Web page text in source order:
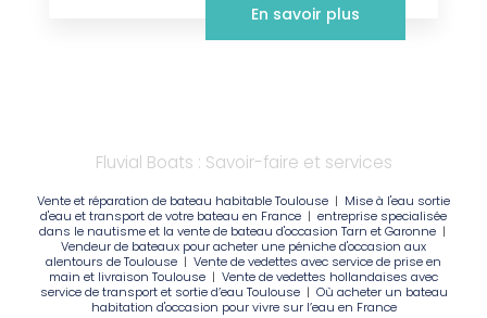
En savoir plus
Fluvial Boats : Savoir-faire et services
Vente et réparation de bateau habitable Toulouse | Mise à l'eau sortie
d'eau et transport de votre bateau en France | entreprise specialisée
dans le nautisme et la vente de bateau d'occasion Tarn et Garonne|
Vendeur de bateaux pour acheter une péniche d'occasion aux
alentours de Toulouse | Vente de vedettes avec service de prise en
main et livraison Toulouse | Vente de vedettes hollandaises avec
service de transport et sortie d’eau Toulouse | Où acheter un bateau
habitation d'occasion pour vivre sur l’eau en France